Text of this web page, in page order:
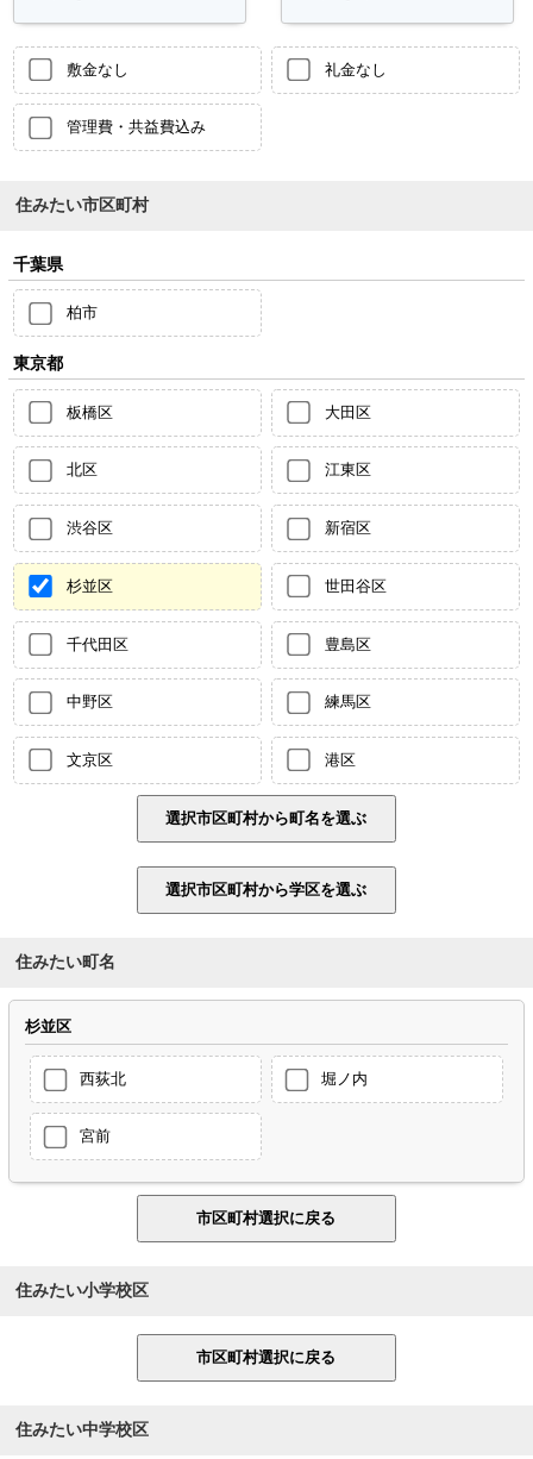
敷金なし 礼金なし
管理費・共益費込み
住みたい市区町村
千葉県
柏市
東京都
板橋区 大田区
北区 江東区
渋谷区 新宿区
杉並区 世田谷区
千代田区 豊島区
中野区 練馬区
文京区 港区
住みたい町名
杉並区
西荻北 堀ノ内
宮前
住みたい小学校区
住みたい中学校区